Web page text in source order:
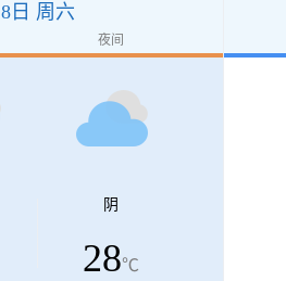
8日 周六
夜间
阴
28℃